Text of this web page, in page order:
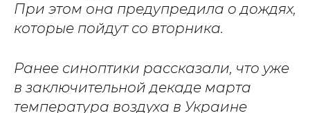
При этом она предупредила о дождях,
которые пойдут со вторника.
Ранее синоптики рассказали, что уже
в заключительной декаде марта
температура воздуха в Украине